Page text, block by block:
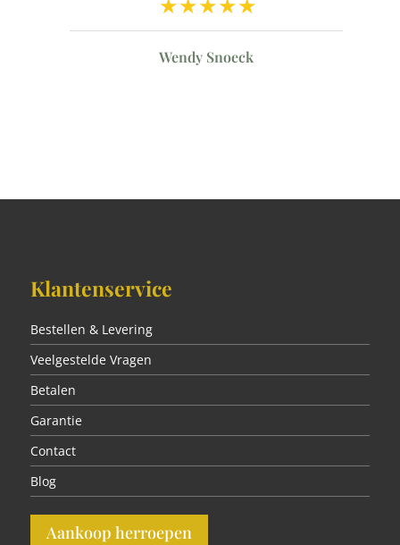
Wendy Snoeck
Klantenservice
Bestellen & Levering
Veelgestelde Vragen
Betalen
Garantie
Contact
Blog
Aankoop herroepen